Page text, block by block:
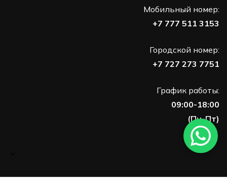
Мобильный номер:
+7 777 511 3153
Городской номер:
+7 727 273 7751
График работы:
09:00-18:00
(Пн-Пт)